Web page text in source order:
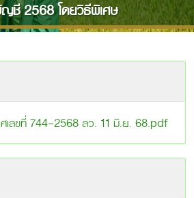
ชี 2568 โดยวิธีพิเศษ
เลขที่ 744-2568 ลว. 11 มิ.ย. 68.pdf